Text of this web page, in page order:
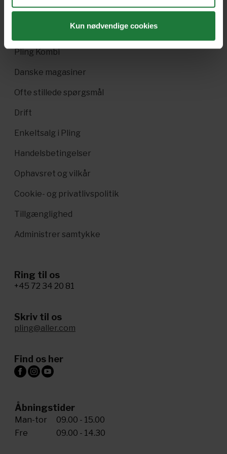
Kun nødvendige cookies
Gavekort
Pling Kombi
Danske magasiner
Ofte stillede spørgsmål
Drift
Enkeltsalg i Pling
Handelsbetingelser
Ophavsret og vilkår
Cookie- og privatlivspolitik
Tillgænglighed
Administrer samtykke
Ring til os
+45 72 34 20 81
Skriv til os
pling@aller.com
Find os her
Åbningstider
Man-tor
09.00 - 15.00
Fre
09.00 - 14.30